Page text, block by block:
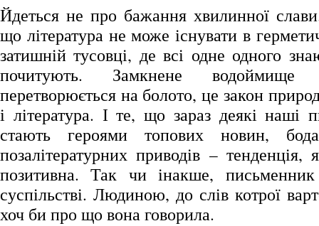
Йдеться не про бажання хвилинної
що література не може існувати в
затишній тусовці, де всі одне одного
почитують. Замкнене водоймище
перетворюється на болото, це закон
і література. І те, що зараз деякі наші
стають героями топових новин,
позалітературних приводів –
позитивна. Так чи інакше,
суспільстві. Людиною, до слів котрої
хоч би про що вона говорила.